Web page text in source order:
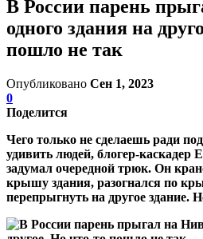
В России парень
одного здания на
пошло не так
Опубликовано Сен 1, 2023
0
Поделится
Чего только не сделаешь ради
удивить людей, блогер-каскадер
задумал очередной трюк. Он
крышу здания, разогнался по
перепрыгнуть на другое здание.